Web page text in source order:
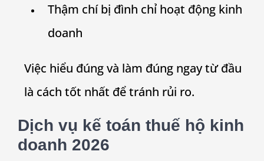
Thậm chí bị đình chỉ hoạt động kinh
doanh
Việc hiểu đúng và làm đúng ngay từ đầu
là cách tốt nhất để tránh rủi ro.
Dịch vụ kế toán thuế hộ kinh
doanh 2026